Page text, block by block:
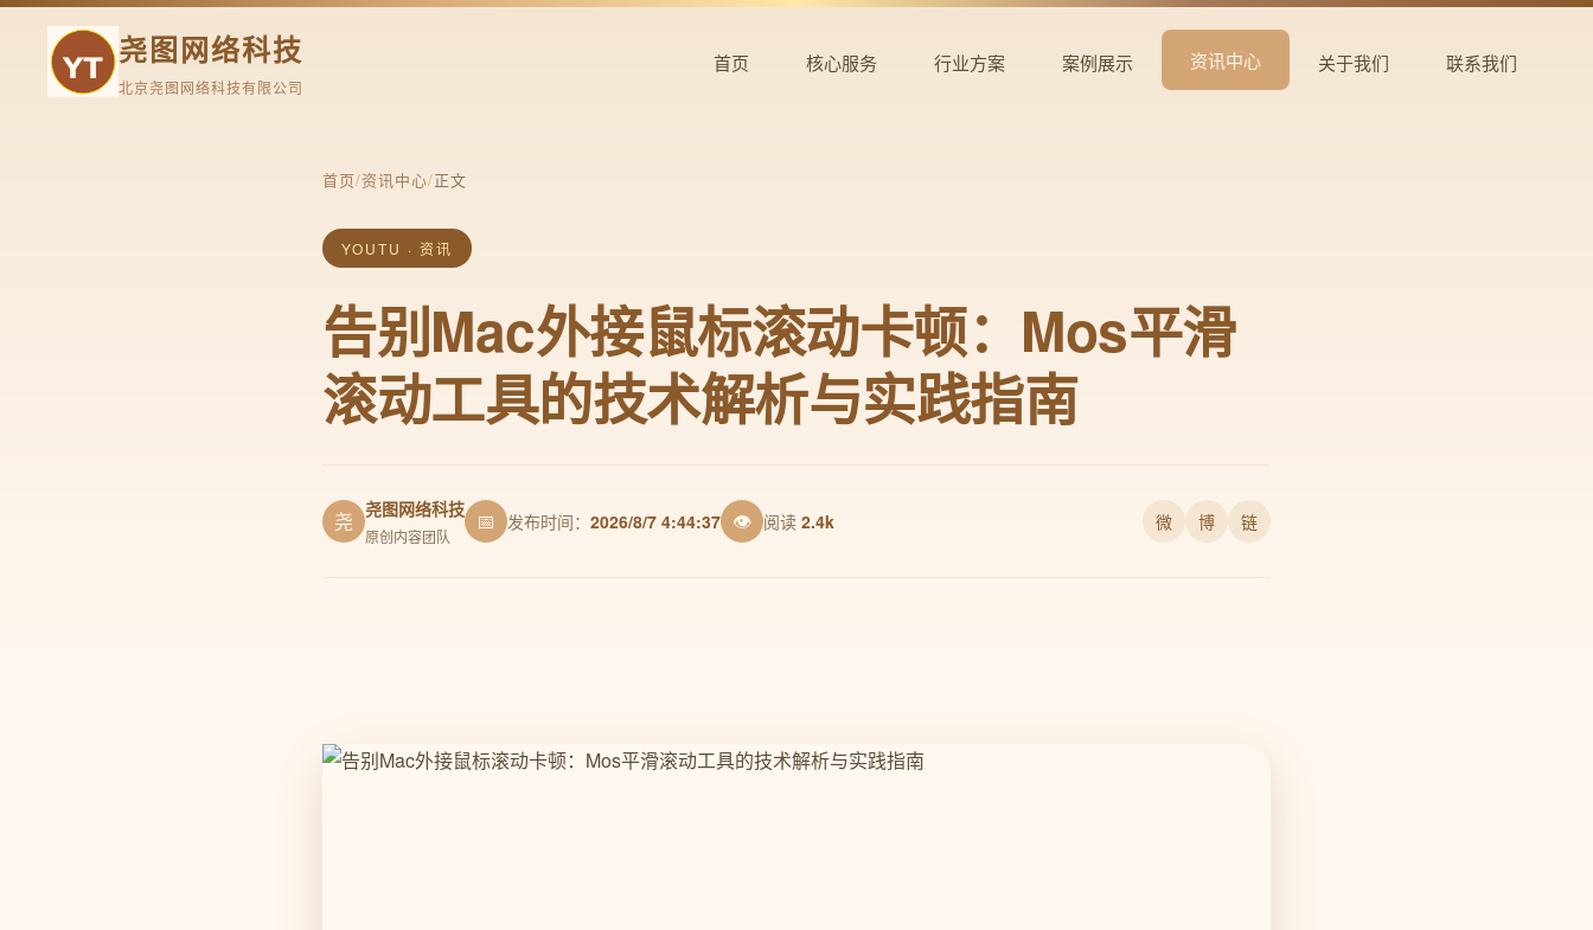
尧图网络科技
北京尧图网络科技有限公司
首页 核心服务 行业方案 案例展示 资讯中心 关于我们 联系我们
首页/资讯中心/正文
YOUTU · 资讯
告别Mac外接鼠标滚动卡顿：Mos平滑
滚动工具的技术解析与实践指南
尧 尧图网络科技
原创内容团队
📅 发布时间： 2026/8/7 4:44:37 👁 阅读 2.4k 微 博 链